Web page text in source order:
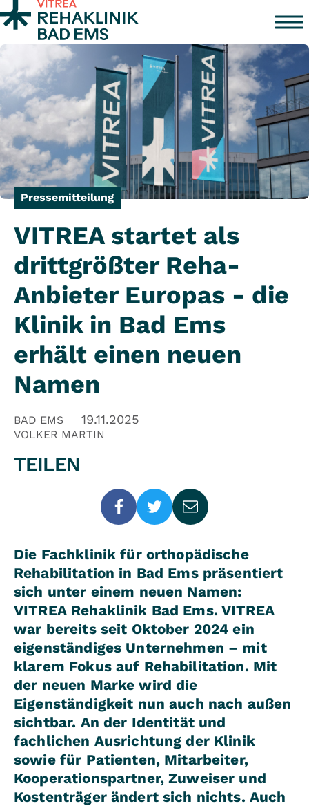
Zum Inhalt springen
Pressemitteilung
VITREA startet als
drittgrößter Reha-
Anbieter Europas - die
Klinik in Bad Ems
erhält einen neuen
Namen
BAD EMS 19.11.2025
VOLKER MARTIN
TEILEN
Die Fachklinik für orthopädische
Rehabilitation in Bad Ems präsentiert
sich unter einem neuen Namen:
VITREA Rehaklinik Bad Ems. VITREA
war bereits seit Oktober 2024 ein
eigenständiges Unternehmen – mit
klarem Fokus auf Rehabilitation. Mit
der neuen Marke wird die
Eigenständigkeit nun auch nach außen
sichtbar. An der Identität und
fachlichen Ausrichtung der Klinik
sowie für Patienten, Mitarbeiter,
Kooperationspartner, Zuweiser und
Kostenträger ändert sich nichts. Auch